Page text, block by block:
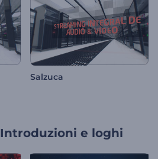
Salzuca
Introduzioni e loghi